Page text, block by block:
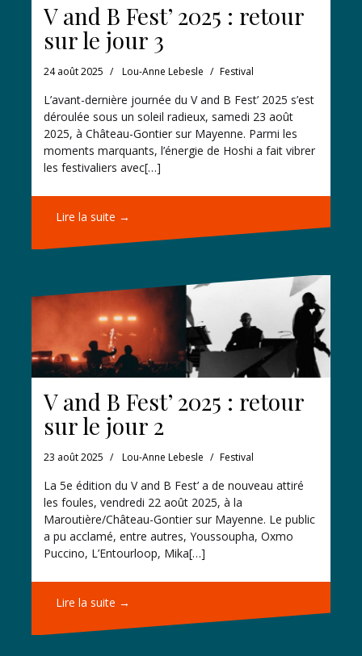
V and B Fest’ 2025 : retour
sur le jour 3
24 août 2025 Lou-Anne Lebesle Festival
L’avant-dernière journée du V and B Fest’ 2025 s’est
déroulée sous un soleil radieux, samedi 23 août
2025, à Château-Gontier sur Mayenne. Parmi les
moments marquants, l’énergie de Hoshi a fait vibrer
les festivaliers avec[…]
Lire la suite →
V and B Fest’ 2025 : retour
sur le jour 2
23 août 2025 Lou-Anne Lebesle Festival
La 5e édition du V and B Fest’ a de nouveau attiré
les foules, vendredi 22 août 2025, à la
Maroutière/Château-Gontier sur Mayenne. Le public
a pu acclamé, entre autres, Youssoupha, Oxmo
Puccino, L’Entourloop, Mika[…]
Lire la suite →